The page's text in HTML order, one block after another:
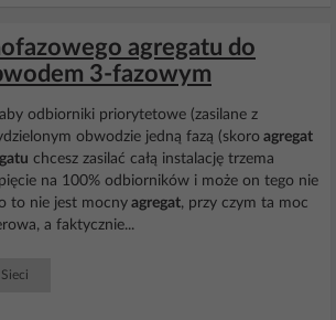
agregatu do
3-fazowym
odbiorniki priorytetowe (zasilane z
obwodzie jedną fazą (skoro agregat
chcesz zasilać całą instalację trzema
na 100% odbiorników i może on tego nie
to nie jest mocny agregat, przy czym ta moc
a faktycznie...